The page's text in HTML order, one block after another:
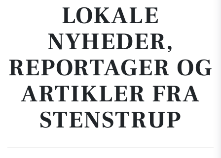
LOKALE
NYHEDER,
REPORTAGER OG
ARTIKLER FRA
STENSTRUP